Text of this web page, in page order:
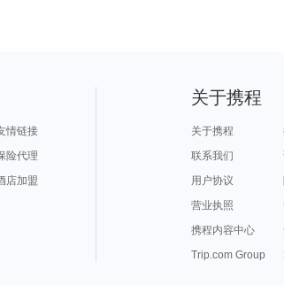
情链接
险代理
店加盟
关于携程
关于携程
联系我们
用户协议
营业执照
携程内容中心
Trip.com Group